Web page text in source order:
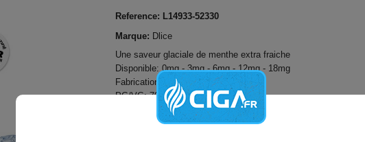
Reference: L14933-52330
Marque: Dlice
Une saveur glaciale de menthe extra fraiche
Disponible: 0mg - 3mg - 6mg - 12mg - 18mg
Fabrication française
PG/VG: 70/30
9.7/10